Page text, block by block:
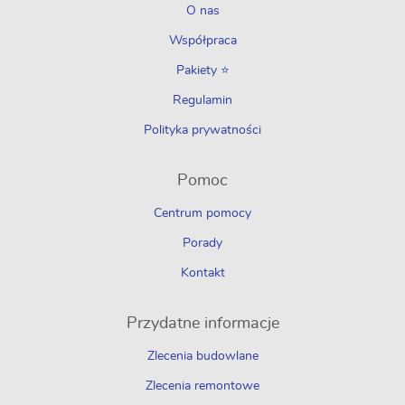
O nas
Współpraca
Pakiety ⭐
Regulamin
Polityka prywatności
Pomoc
Centrum pomocy
Porady
Kontakt
Przydatne informacje
Zlecenia budowlane
Zlecenia remontowe